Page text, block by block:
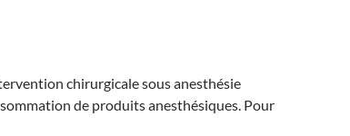
chirurgicale sous anesthésie
de produits anesthésiques. Pour